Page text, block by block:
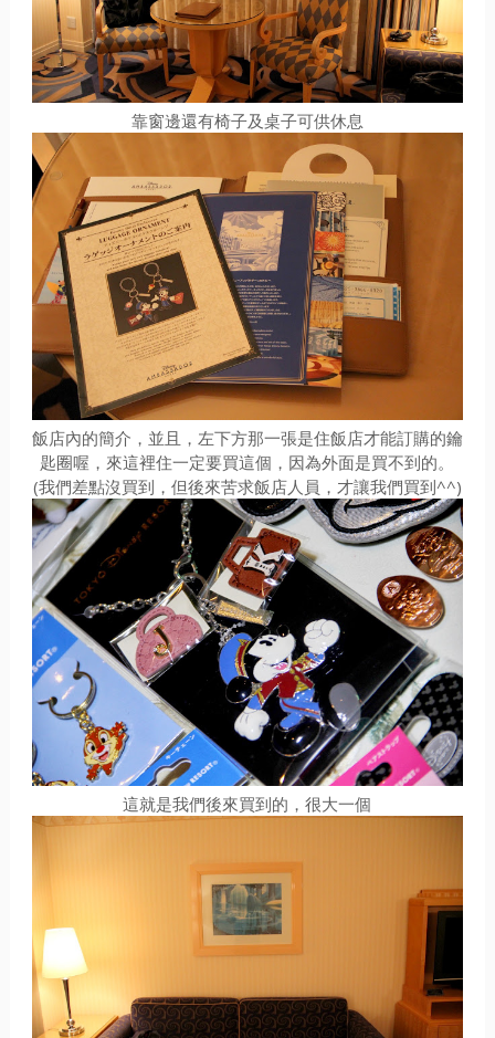
靠窗邊還有椅子及桌子可供休息
飯店內的簡介，並且，左下方那一張是住飯店才能訂購的鑰
匙圈喔，來這裡住一定要買這個，因為外面是買不到的。
(我們差點沒買到，但後來苦求飯店人員，才讓我們買到^^)
這就是我們後來買到的，很大一個